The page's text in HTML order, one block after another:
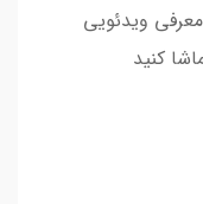
ویدئویی
کنید